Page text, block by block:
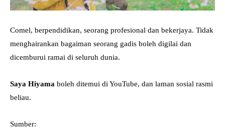
Comel, berpendidikan, seorang profesional dan bekerjaya. Tidak
menghairankan bagaiman seorang gadis boleh digilai dan
dicemburui ramai di seluruh dunia.
Saya Hiyama boleh ditemui di YouTube, dan laman sosial rasmi
beliau.
Sumber: